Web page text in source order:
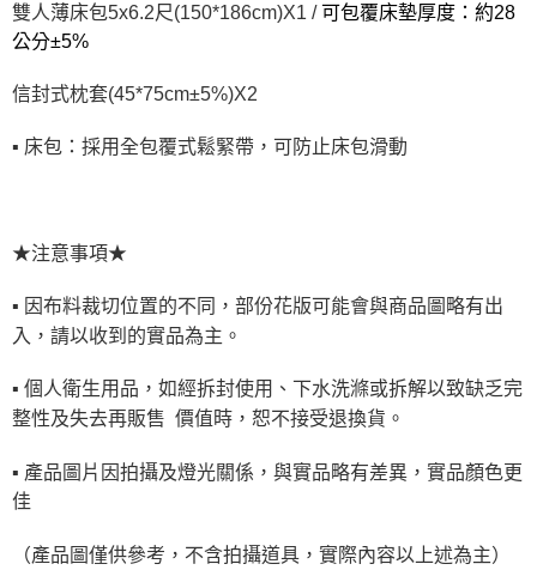
雙人薄床包5x6.2尺(150*186cm)X1 /可包覆床墊厚度：約28
公分±5%
信封式枕套(45*75cm±5%)X2
▪ 床包：採用全包覆式鬆緊帶，可防止床包滑動
★注意事項★
▪ 因布料裁切位置的不同，部份花版可能會與商品圖略有出
入，請以收到的實品為主。
▪ 個人衛生用品，如經拆封使用、下水洗滌或拆解以致缺乏完
整性及失去再販售 價值時，恕不接受退換貨。
▪ 產品圖片因拍攝及燈光關係，與實品略有差異，實品顏色更
佳
（產品圖僅供參考，不含拍攝道具，實際內容以上述為主）